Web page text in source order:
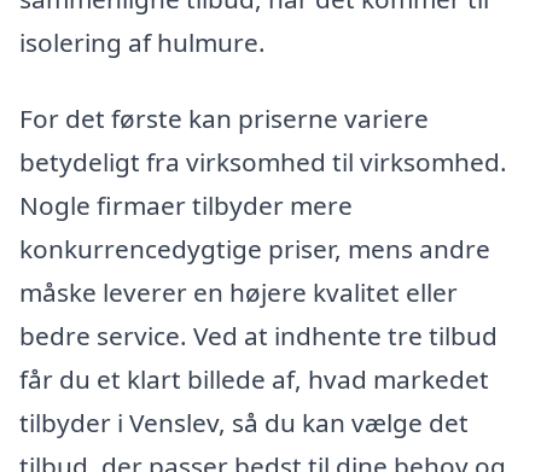
isolering af hulmure.
For det første kan priserne variere
betydeligt fra virksomhed til virksomhed.
Nogle firmaer tilbyder mere
konkurrencedygtige priser, mens andre
måske leverer en højere kvalitet eller
bedre service. Ved at indhente tre tilbud
får du et klart billede af, hvad markedet
tilbyder i Venslev, så du kan vælge det